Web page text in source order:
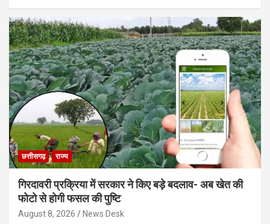
छत्तीसगढ़ राज्य
गिरदावरी प्रक्रिया में सरकार ने किए बड़े बदलाव- अब खेत की
फोटो से होगी फसल की पुष्टि
August 8, 2026 News Desk